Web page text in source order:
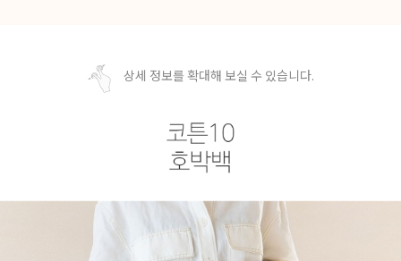
상세 정보를 확대해 보실 수 있습니다.